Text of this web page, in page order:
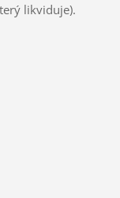
likviduje).